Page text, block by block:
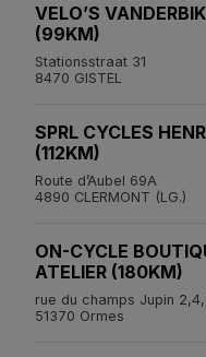
VELO’S
(99KM)
Stationsstraat 31
8470 GISTEL
SPRL CYCLES
(112KM)
Route d’Aubel 69A
4890 CLERMONT (LG.)
ON-CYCLE
ATELIER (180KM)
rue du champs Jupin
51370 Ormes